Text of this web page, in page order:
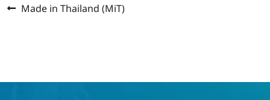
แนะแนว
Previous
Made in Thailand (MiT)